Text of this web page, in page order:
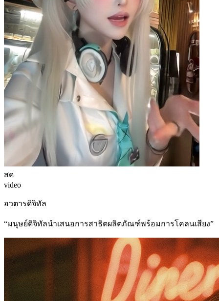
สด
video
อวตารดิจิทัล
“มนุษย์ดิจิทัลนำเสนอการสาธิตผลิตภัณฑ์พร้อมการโคลนเสียง”